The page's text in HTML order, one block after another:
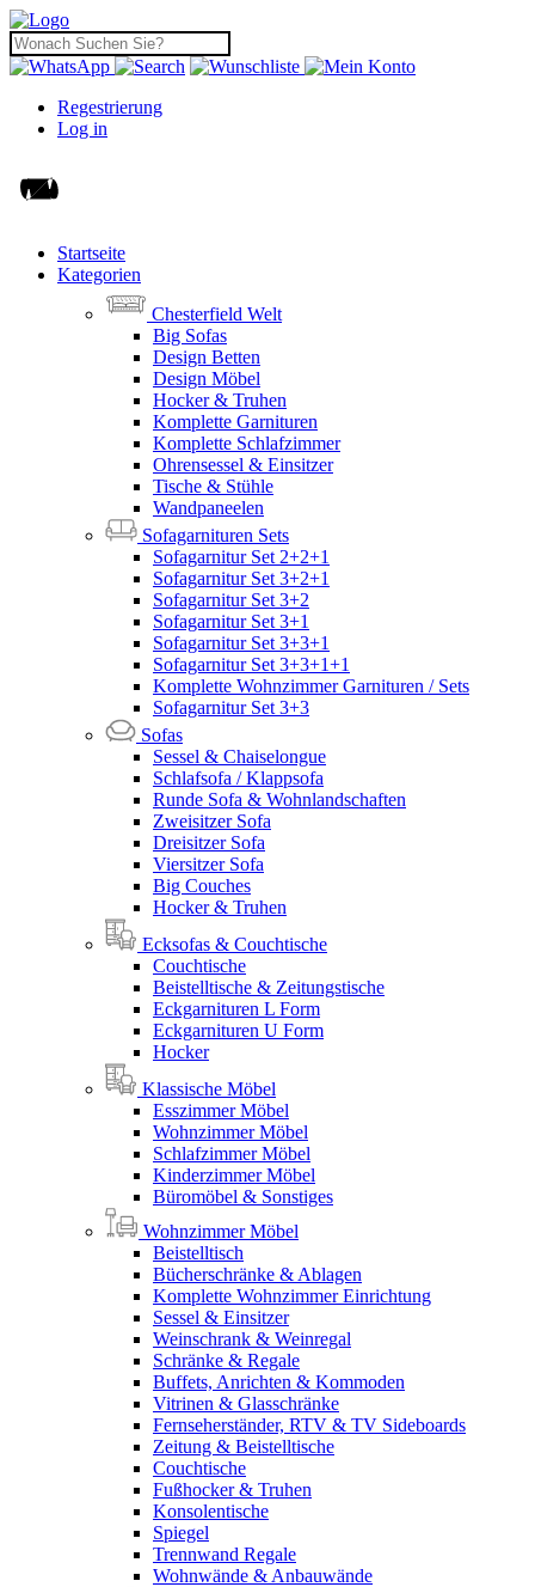
Regestrierung
Log in
Startseite
Kategorien
Chesterfield Welt
Big Sofas
Design Betten
Design Möbel
Hocker & Truhen
Komplette Garnituren
Komplette Schlafzimmer
Ohrensessel & Einsitzer
Tische & Stühle
Wandpaneelen
Sofagarnituren Sets
Sofagarnitur Set 2+2+1
Sofagarnitur Set 3+2+1
Sofagarnitur Set 3+2
Sofagarnitur Set 3+1
Sofagarnitur Set 3+3+1
Sofagarnitur Set 3+3+1+1
Komplette Wohnzimmer Garnituren / Sets
Sofagarnitur Set 3+3
Sofas
Sessel & Chaiselongue
Schlafsofa / Klappsofa
Runde Sofa & Wohnlandschaften
Zweisitzer Sofa
Dreisitzer Sofa
Viersitzer Sofa
Big Couches
Hocker & Truhen
Ecksofas & Couchtische
Couchtische
Beistelltische & Zeitungstische
Eckgarnituren L Form
Eckgarnituren U Form
Hocker
Klassische Möbel
Esszimmer Möbel
Wohnzimmer Möbel
Schlafzimmer Möbel
Kinderzimmer Möbel
Büromöbel & Sonstiges
Wohnzimmer Möbel
Beistelltisch
Bücherschränke & Ablagen
Komplette Wohnzimmer Einrichtung
Sessel & Einsitzer
Weinschrank & Weinregal
Schränke & Regale
Buffets, Anrichten & Kommoden
Vitrinen & Glasschränke
Fernseherständer, RTV & TV Sideboards
Zeitung & Beistelltische
Couchtische
Fußhocker & Truhen
Konsolentische
Spiegel
Trennwand Regale
Wohnwände & Anbauwände